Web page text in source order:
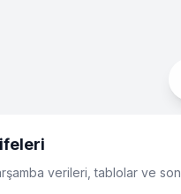
verileri, tablolar ve son